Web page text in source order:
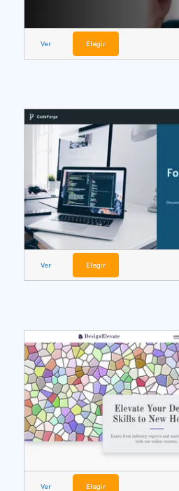
Ver Elegir
Ver Elegir
Ver Elegir